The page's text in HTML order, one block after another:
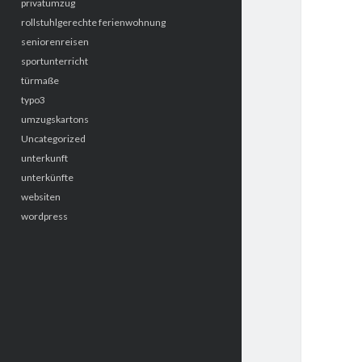
privatumzug
rollstuhlgerechte ferienwohnung
seniorenreisen
sportunterricht
türmaße
typo3
umzugskartons
Uncategorized
unterkunft
unterkünfte
websiten
wordpress